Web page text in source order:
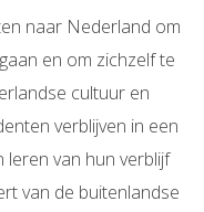
naar Nederland om
en om zichzelf te
cultuur en
verblijven in een
leren van hun verblijf
van de buitenlandse